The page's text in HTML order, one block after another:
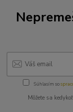
Súhlasím so
Môžete sa